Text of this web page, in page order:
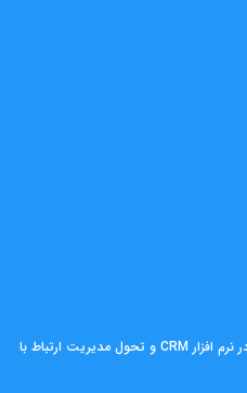
نقش هوش مصنوعی در نرم افزار CRM و تحول مدیریت ارتباط با